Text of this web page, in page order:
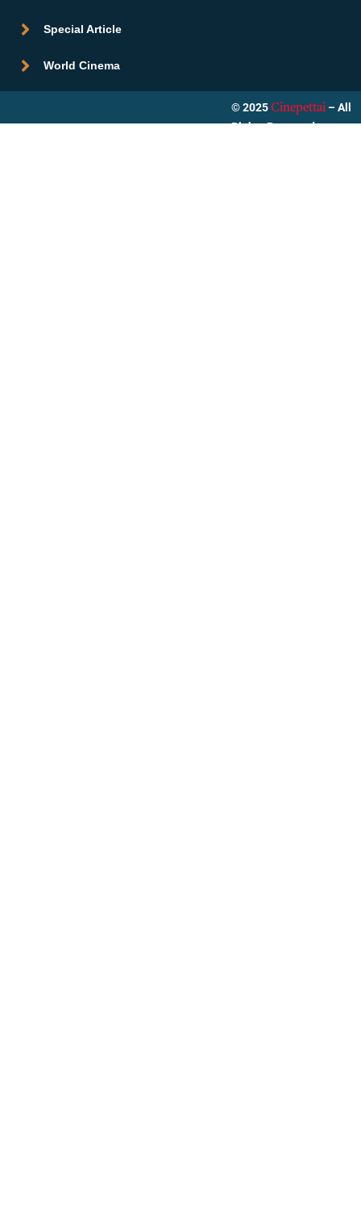
Special Article
World Cinema
© 2025 Cinepettai – All
Rights Reserved